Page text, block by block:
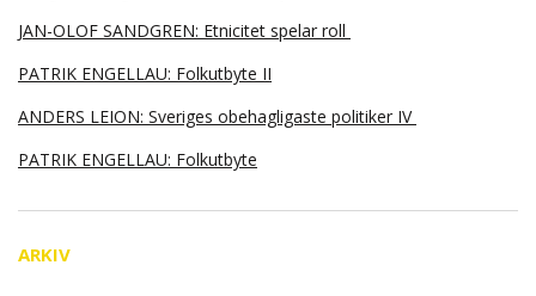
JAN-OLOF SANDGREN: Etnicitet spelar roll
PATRIK ENGELLAU: Folkutbyte II
ANDERS LEION: Sveriges obehagligaste politiker IV
PATRIK ENGELLAU: Folkutbyte
ARKIV